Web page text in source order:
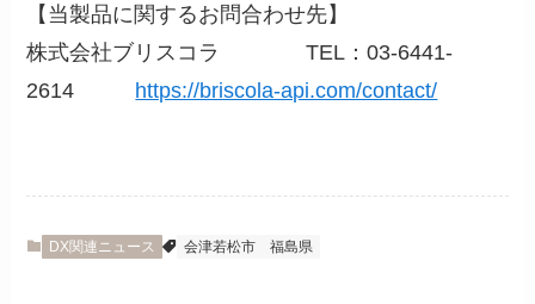
【当製品に関するお問合わせ先】
株式会社ブリスコラ TEL：03-6441-
2614 https://briscola-api.com/contact/
DX関連ニュース 会津若松市 福島県